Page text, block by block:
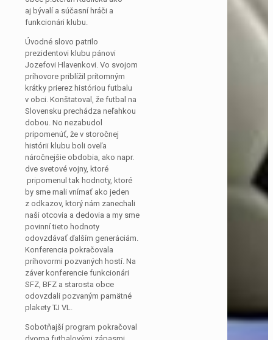
aj bývalí a súčasní hráči a
funkcionári klubu.
Úvodné slovo patrilo
prezidentovi klubu pánovi
Jozefovi Hlavenkovi. Vo svojom
príhovore priblížil prítomným
krátky prierez históriou futbalu
v obci. Konštatoval, že futbal na
Slovensku prechádza neľahkou
dobou. No nezabudol
pripomenúť, že v storočnej
histórii klubu boli oveľa
náročnejšie obdobia, ako napr.
dve svetové vojny, ktoré
pripomenul tak hodnoty, ktoré
by sme mali vnímať ako jeden
z odkazov, ktorý nám zanechali
naši otcovia a dedovia a my sme
povinní tieto hodnoty
odovzdávať ďalším generáciám.
Konferencia pokračovala
príhovormi pozvaných hostí. Na
záver konferencie funkcionári
SFZ, BFZ a starosta obce
odovzdali pozvaným pamätné
plakety TJ VL.
Sobotňajší program pokračoval